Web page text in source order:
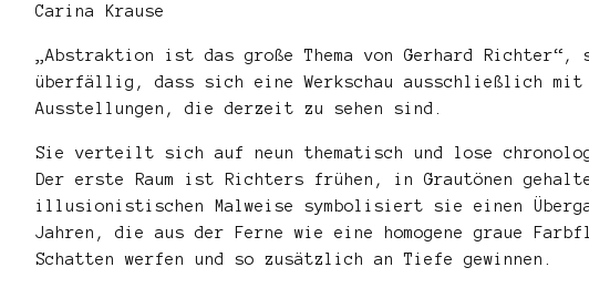
Carina Krause
„Abstraktion ist das große Thema von Gerhard
überfällig, dass sich eine Werkschau ausschließlich mit
Ausstellungen, die derzeit zu sehen sind.
Sie verteilt sich auf neun thematisch und lose
Der erste Raum ist Richters frühen, in Grautönen
illusionistischen Malweise symbolisiert sie einen
Jahren, die aus der Ferne wie eine homogene graue
Schatten werfen und so zusätzlich an Tiefe gewinnen.